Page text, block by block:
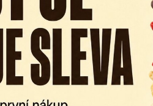
se nedoporučuje pít běžným
červený rybíz; černý a
draselný;
otevření spotřebuje do 30 dní,